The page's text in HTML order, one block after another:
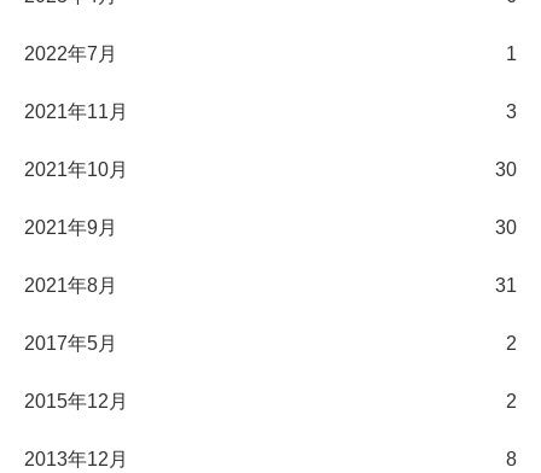
2022年7月 1
2021年11月 3
2021年10月 30
2021年9月 30
2021年8月 31
2017年5月 2
2015年12月 2
2013年12月 8